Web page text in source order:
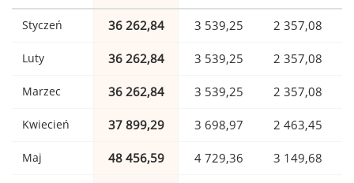
Styczeń 36 262,84 3 539,25 2 357,08
Luty 36 262,84 3 539,25 2 357,08
Marzec 36 262,84 3 539,25 2 357,08
Kwiecień 37 899,29 3 698,97 2 463,45
Maj 48 456,59 4 729,36 3 149,68